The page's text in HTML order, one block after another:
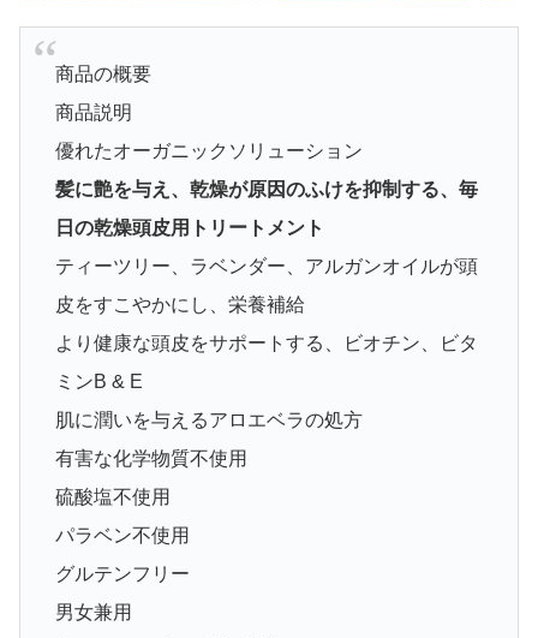
商品の概要
商品説明
優れたオーガニックソリューション
髪に艶を与え、乾燥が原因のふけを抑制する、毎
日の乾燥頭皮用トリートメント
ティーツリー、ラベンダー、アルガンオイルが頭
皮をすこやかにし、栄養補給
より健康な頭皮をサポートする、ビオチン、ビタ
ミンB & E
肌に潤いを与えるアロエベラの処方
有害な化学物質不使用
硫酸塩不使用
パラベン不使用
グルテンフリー
男女兼用